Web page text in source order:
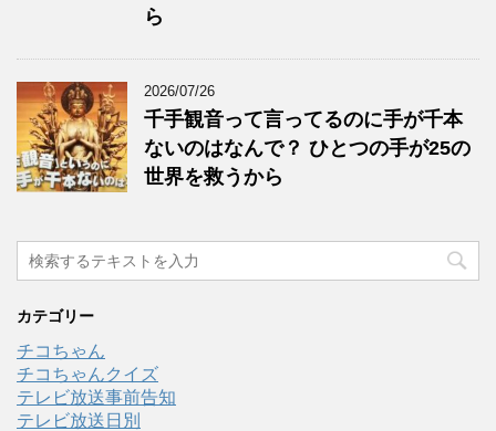
ら
2026/07/26
千手観音って言ってるのに手が千本
ないのはなんで？ ひとつの手が25の
世界を救うから
カテゴリー
チコちゃん
チコちゃんクイズ
テレビ放送事前告知
テレビ放送日別